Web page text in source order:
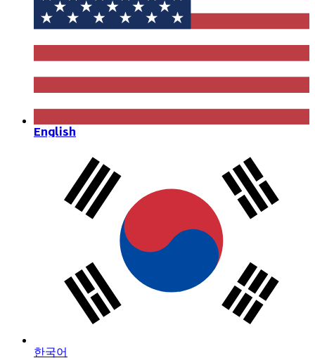
English
한국어